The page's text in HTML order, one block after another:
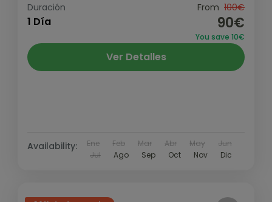
Duración
1 Día
From 100€
90€
You save 10€
Ver Detalles
Availability: Ene Feb Mar Abr May
Jun
Jul
Ago Sep Oct Nov Dic